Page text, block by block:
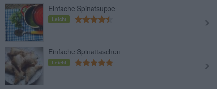
Einfache Spinatsuppe
Leicht
Einfache Spinattaschen
Leicht